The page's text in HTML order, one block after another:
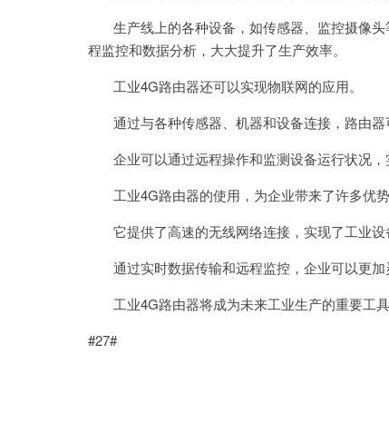
生产线上的各种设备，如传感器、监控摄像头
程监控和数据分析，大大提升了生产效率。
工业4G路由器还可以实现物联网的应用。
通过与各种传感器、机器和设备连接，路由器
企业可以通过远程操作和监测设备运行状况，
工业4G路由器的使用，为企业带来了许多优势
它提供了高速的无线网络连接，实现了工业设
通过实时数据传输和远程监控，企业可以更加
工业4G路由器将成为未来工业生产的重要工具
#27#